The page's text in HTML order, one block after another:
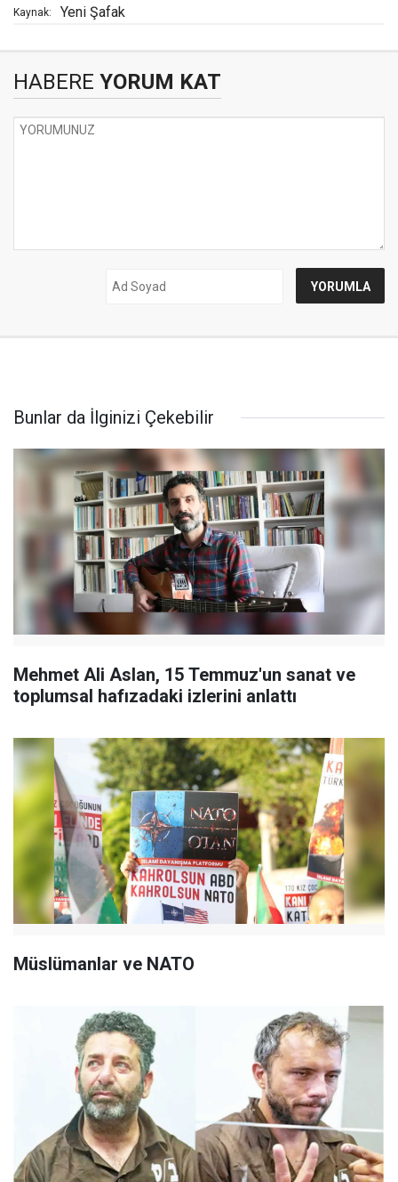
Kaynak: Yeni Şafak
HABERE YORUM KAT
Bunlar da İlginizi Çekebilir
Mehmet Ali Aslan, 15 Temmuz'un sanat ve
toplumsal hafızadaki izlerini anlattı
Müslümanlar ve NATO